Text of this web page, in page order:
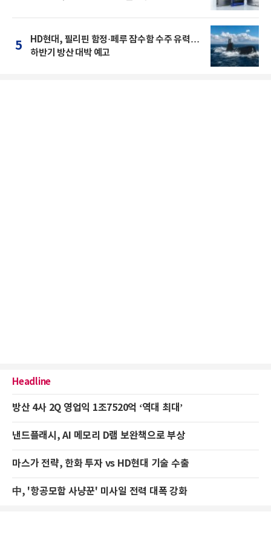
5
HD현대, 필리핀 함정·페루 잠수함 수주 유력…
하반기 방산 대박 예고
Headline
방산 4사 2Q 영업익 1조7520억 ‘역대 최대’
낸드플래시, AI 메모리 D램 보완책으로 부상
마스가 전략, 한화 투자 vs HD현대 기술 수출
中, '항공모함 사냥꾼' 미사일 전력 대폭 강화